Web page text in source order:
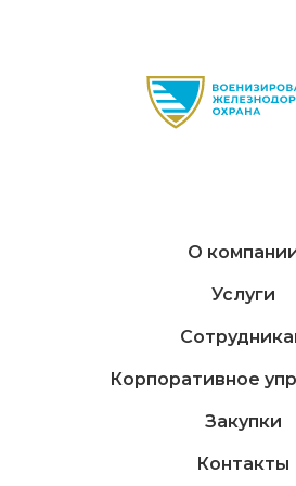
О
Услуги
Корпоративное
Закупки
Контакты